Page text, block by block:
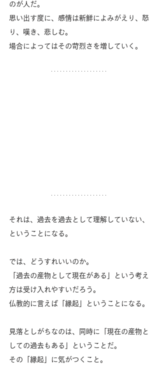
のが人だ。
思い出す度に、感情は新鮮によみがえり、怒
り、嘆き、悲しむ。
場合によってはその苛烈さを増していく。
それは、過去を過去として理解していない、
ということになる。
では、どうすれいいのか。
「過去の産物として現在がある」という考え
方は受け入れやすいだろう。
仏教的に言えば「縁起」ということになる。
見落としがちなのは、同時に「現在の産物と
しての過去もある」ということだ。
その「縁起」に気がつくこと。